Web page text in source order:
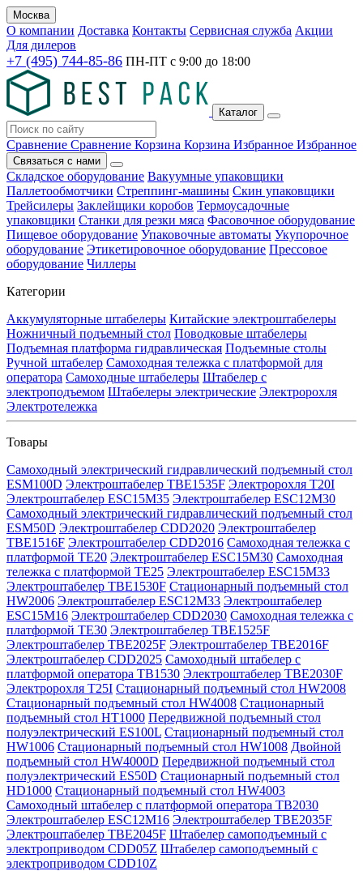
Москва
О компании Доставка Контакты Сервисная служба Акции
Для дилеров
+7 (495) 744-85-86 ПН-ПТ с 9:00 до 18:00
Каталог
Сравнение Сравнение Корзина Корзина Избранное Избранное
Связаться с нами
Складское оборудование Вакуумные упаковщики
Паллетообмотчики Стреппинг-машины Скин упаковщики
Трейсилеры Заклейщики коробов Термоусадочные
упаковщики Станки для резки мяса Фасовочное оборудование
Пищевое оборудование Упаковочные автоматы Укупорочное
оборудование Этикетировочное оборудование Прессовое
оборудование Чиллеры
Категории
Аккумуляторные штабелеры Китайские электроштабелеры
Ножничный подъемный стол Поводковые штабелеры
Подъемная платформа гидравлическая Подъемные столы
Ручной штабелер Самоходная тележка с платформой для
оператора Самоходные штабелеры Штабелер с
электроподъемом Штабелеры электрические Электророхля
Электротележка
Товары
Самоходный электрический гидравлический подъемный стол
ESM100D Электроштабелер TBE1535F Электророхля T20I
Электроштабелер ESC15M35 Электроштабелер ESC12M30
Самоходный электрический гидравлический подъемный стол
ESM50D Электроштабелер CDD2020 Электроштабелер
TBE1516F Электроштабелер CDD2016 Самоходная тележка с
платформой TE20 Электроштабелер ESC15M30 Самоходная
тележка с платформой TE25 Электроштабелер ESC15M33
Электроштабелер TBE1530F Стационарный подъемный стол
HW2006 Электроштабелер ESC12M33 Электроштабелер
ESC15M16 Электроштабелер CDD2030 Самоходная тележка с
платформой TE30 Электроштабелер TBE1525F
Электроштабелер TBE2025F Электроштабелер TBE2016F
Электроштабелер CDD2025 Самоходный штабелер с
платформой оператора TB1530 Электроштабелер TBE2030F
Электророхля T25I Стационарный подъемный стол HW2008
Стационарный подъемный стол HW4008 Стационарный
подъемный стол HT1000 Передвижной подъемный стол
полуэлектрический ES100L Стационарный подъемный стол
HW1006 Стационарный подъемный стол HW1008 Двойной
подъемный стол HW4000D Передвижной подъемный стол
полуэлектрический ES50D Стационарный подъемный стол
HD1000 Стационарный подъемный стол HW4003
Самоходный штабелер с платформой оператора TB2030
Электроштабелер ESC12M16 Электроштабелер TBE2035F
Электроштабелер TBE2045F Штабелер самоподъемный с
электроприводом CDD05Z Штабелер самоподъемный с
электроприводом CDD10Z